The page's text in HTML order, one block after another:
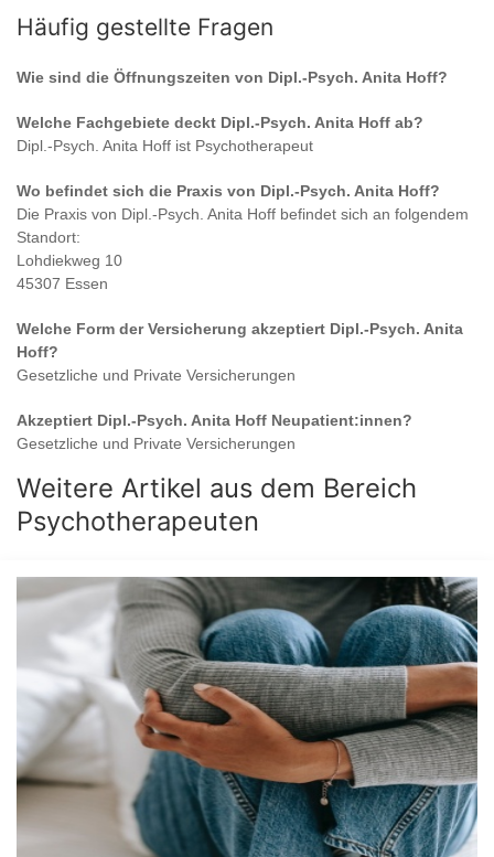
Häufig gestellte Fragen
Wie sind die Öffnungszeiten von Dipl.-Psych. Anita Hoff?
Welche Fachgebiete deckt Dipl.-Psych. Anita Hoff ab?
Dipl.-Psych. Anita Hoff ist Psychotherapeut
Wo befindet sich die Praxis von Dipl.-Psych. Anita Hoff?
Die Praxis von Dipl.-Psych. Anita Hoff befindet sich an folgendem
Standort:
Lohdiekweg 10
45307 Essen
Welche Form der Versicherung akzeptiert Dipl.-Psych. Anita
Hoff?
Gesetzliche und Private Versicherungen
Akzeptiert Dipl.-Psych. Anita Hoff Neupatient:innen?
Gesetzliche und Private Versicherungen
Weitere Artikel aus dem Bereich
Psychotherapeuten